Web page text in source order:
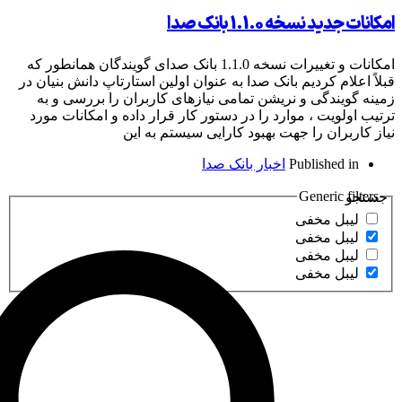
1.1.0 بانک صدا
امکانات و تغییرات نسخه 1.1.0 بانک صدای گویندگان همانطور که
بانک صدا به عنوان اولین استارتاپ دانش بنیان در
و نریشن تمامی نیازهای کاربران را بررسی و به
، موارد را در دستور کار قرار داده و امکانات مورد
را جهت بهبود کارایی سیستم به این
اخبار بانک صدا
مخفی
مخفی
مخفی
مخفی